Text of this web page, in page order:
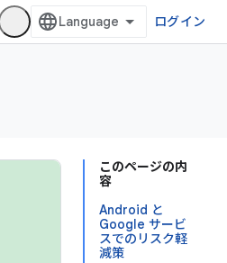
ログイン
このページの内
容
Android と
Google サービ
スでのリスク軽
減策